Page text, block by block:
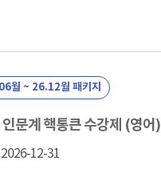
월 ~ 26.12월 패키지
문계 핵통큰 수강제 (영어)
12-31